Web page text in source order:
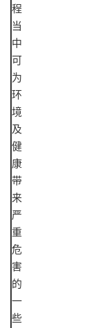
程
当
中
可
为
环
境
及
健
康
带
来
严
重
危
害
的
一
些